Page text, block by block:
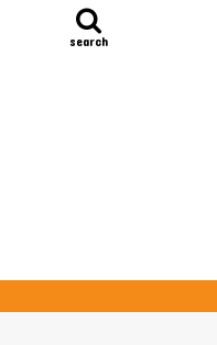
search